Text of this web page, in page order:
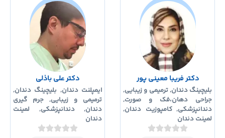
دکتر فریبا معینی پور
دندان,ترمیمی و زیبایی,
دهان،فک و صورت,
,کامپوزیت دندان,
دندان
دکتر علی باذلی
ایمپلنت دندان,بلیچینگ دندان,
ترمیمی و زیبایی,جرم گیری
دندان,دندانپزشکی,لمینت
دندان